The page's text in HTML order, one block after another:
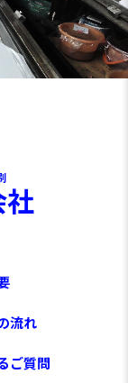
流れ
ご質問